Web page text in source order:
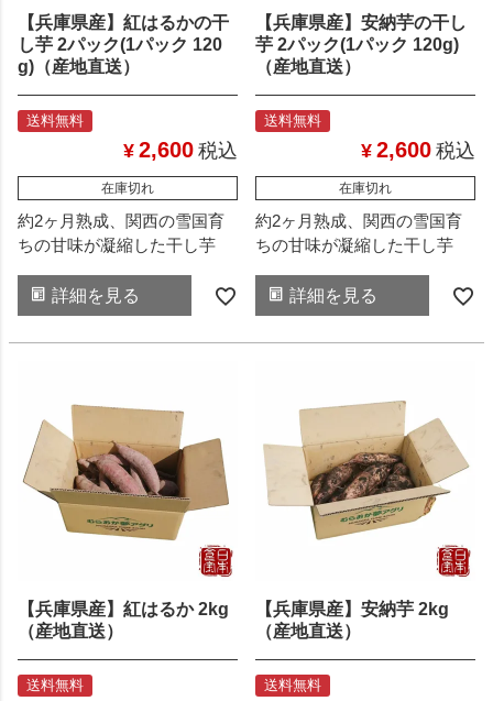
【兵庫県産】紅はるかの干
し芋 2パック(1パック 120
g)（産地直送）
送料無料
¥ 2,600 税込
在庫切れ
約2ヶ月熟成、関西の雪国育
ちの甘味が凝縮した干し芋
詳細を見る
【兵庫県産】安納芋の干し
芋 2パック(1パック 120g)
（産地直送）
送料無料
¥ 2,600 税込
在庫切れ
約2ヶ月熟成、関西の雪国育
ちの甘味が凝縮した干し芋
詳細を見る
【兵庫県産】紅はるか 2kg
（産地直送）
送料無料
【兵庫県産】安納芋 2kg
（産地直送）
送料無料